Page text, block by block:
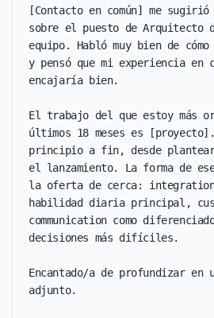
[Contacto en común] me
sobre el puesto de Arquitecto
equipo. Habló muy bien de
y pensó que mi experiencia en
encajaría bien.
El trabajo del que estoy más
últimos 18 meses es
principio a fin, desde
el lanzamiento. La forma de
la oferta de cerca: integration
habilidad diaria principal,
communication como
decisiones más difíciles.
Encantado/a de profundizar en
adjunto.